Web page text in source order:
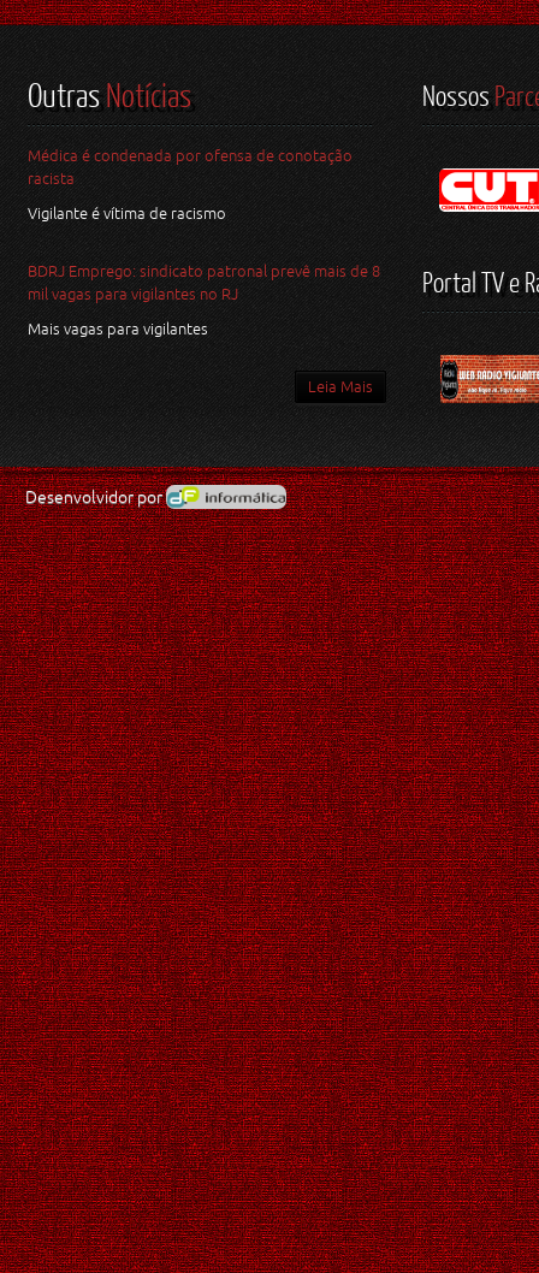
OutrasNotícias
Médica é condenada por ofensa de conotação
racista
Vigilante é vítima de racismo
BDRJ Emprego: sindicato patronal prevê mais de 8
mil vagas para vigilantes no RJ
Mais vagas para vigilantes
Leia Mais
Nossos
Portal TV e
Desenvolvidor por